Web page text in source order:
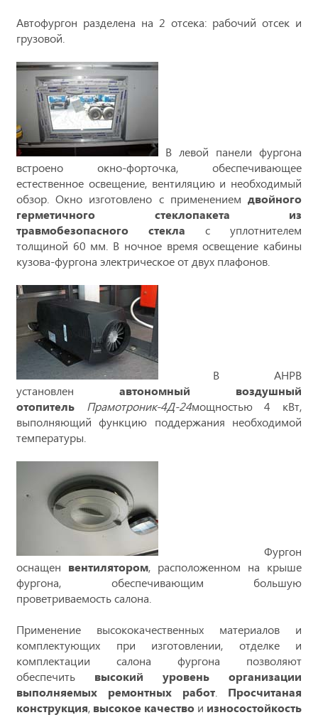
Автофургон разделена на 2 отсека: рабочий отсек и
грузовой.
В левой панели фургона
встроено окно-форточка, обеспечивающее
естественное освещение, вентиляцию и необходимый
обзор. Окно изготовлено с применением двойного
герметичного стеклопакета из
травмобезопасного стекла с уплотнителем
толщиной 60 мм. В ночное время освещение кабины
кузова-фургона электрическое от двух плафонов.
В АНРВ
установлен автономный воздушный
отопитель
Прамотроник-4Д-24мощностью 4 кВт,
выполняющий функцию поддержания необходимой
температуры.
Фургон
оснащен вентилятором, расположенном на крыше
фургона, обеспечивающим большую
проветриваемость салона.
Применение высококачественных материалов и
комплектующих при изготовлении, отделке и
комплектации салона фургона позволяют
обеспечить высокий уровень организации
выполняемых ремонтных работ. Просчитаная
конструкция, высокое качество и износостойкость